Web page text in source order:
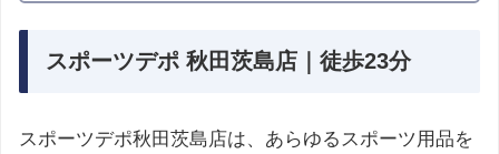
スポーツデポ 秋田茨島店｜徒歩23分
スポーツデポ秋田茨島店は、あらゆるスポーツ用品を